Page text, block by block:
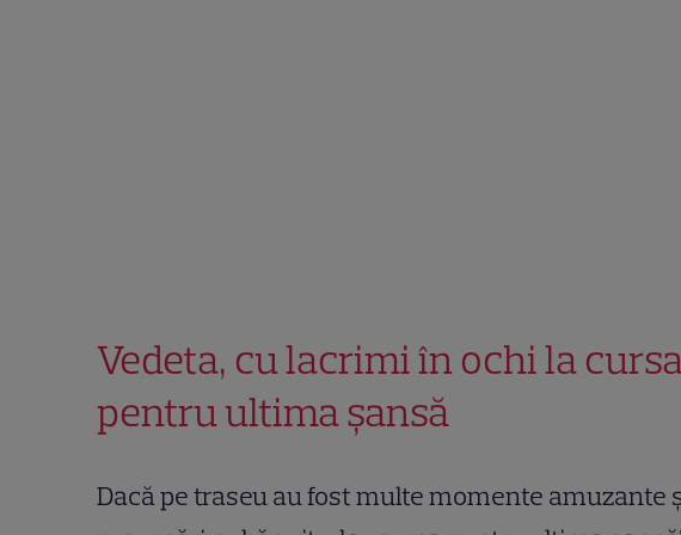
Vedeta, cu lacrimi în ochi la
pentru ultima șansă
Dacă pe traseu au fost multe momente amuzante